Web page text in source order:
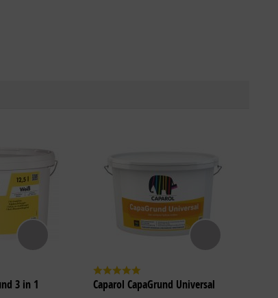
3 in 1 Caparol CapaGrund Universal